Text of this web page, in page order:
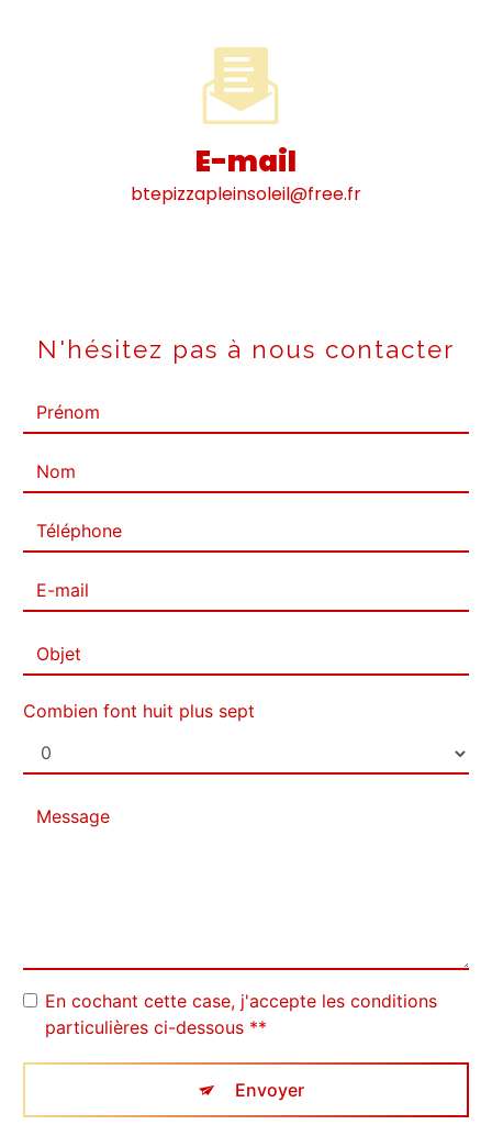
E-mail
btepizzapleinsoleil@free.fr
N'hésitez pas à nous contacter
Combien font huit plus sept
En cochant cette case, j'accepte les conditions
particulières ci-dessous **
Envoyer